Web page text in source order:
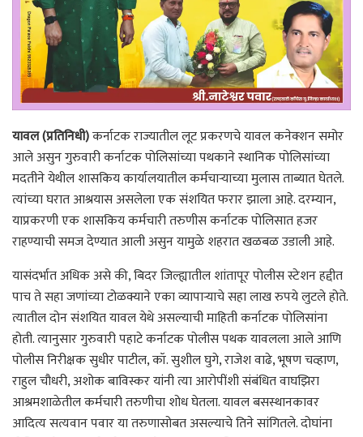
यावल (प्रतिनिधी)कर्नाटक राज्यातील लूट प्रकरणचे यावल कनेक्शन समोर
आले असुन गुरुवारी कर्नाटक पोलिसांच्या पथकाने स्थानिक पोलिसांच्या
मदतीने येथील शासकिय कार्यालयातील कर्मचाऱ्याच्या मुलास ताब्यात घेतले.
त्यांच्या घरात आश्रयास असलेला एक संशयित फरार झाला आहे. दरम्यान,
याप्रकरणी एक शासकिय कर्मचारी तरुणीस कर्नाटक पोलिसात हजर
राहण्याची समज देण्यात आली असुन यामुळे शहरात खळबळ उडाली आहे.
यासंदर्भात अधिक असे की, बिदर जिल्ह्यातील शांतापूर पोलीस स्टेशन हद्दीत
पाच ते सहा जणांच्या टोळक्याने एका व्यापाऱ्याचे सहा लाख रुपये लुटले होते.
त्यातील दोन संशयित यावल येथे असल्याची माहिती कर्नाटक पोलिसांना
होती. त्यानुसार गुरुवारी पहाटे कर्नाटक पोलीस पथक यावलला आले आणि
पोलीस निरीक्षक सुधीर पाटील, कॉ. सुशील घुगे, राजेश वाढे, भूषण चव्हाण,
राहुल चौधरी, अशोक बाविस्कर यांनी त्या आरोपींशी संबंधित वाघझिरा
आश्रमशाळेतील कर्मचारी तरुणीचा शोध घेतला. यावल बसस्थानकावर
आदित्य सत्यवान पवार या तरुणासोबत असल्याचे तिने सांगितले. दोघांना